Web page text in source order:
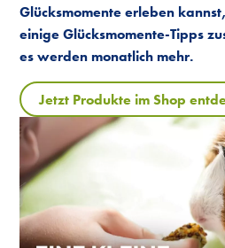
Glücksmomente erleben
einige Glücksmomente-Tipps
es werden monatlich mehr.
Jetzt Produkte im Shop